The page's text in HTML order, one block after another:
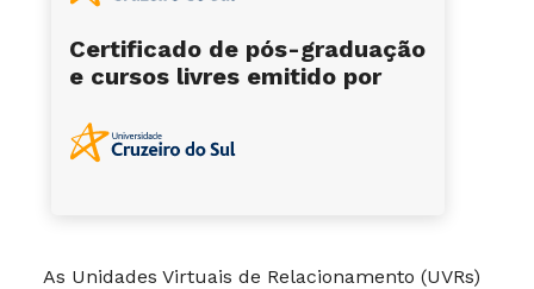
As Unidades Virtuais de Relacionamento (UVRs)
Certificado de pós-graduação
e cursos livres emitido por